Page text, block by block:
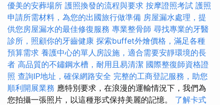
優美的安葬場所 護照換發的流程與要求 按摩證照考試 護照
申請所需材料，為您的出國旅行做準備 房屋漏水處理，提
供您房屋漏水的最佳修復服務 專業整骨師 尋找專業的牙醫
診所，照顧你的牙齒健康 探索buffet外燴價格，滿足各種
預算需求 養護中心的單人房設施，適合需要安靜環境的長
者 高品質的不鏽鋼水槽，耐用且易清潔 國際整復師資格證
照 查詢IP地址，確保網路安全 完整的工商登記服務，助您
順利開展業務 應特別要求，在浪漫的運輸情況下，我們為
您拍攝一張照片，以這種形式保持美麗的記憶。 了解卡式